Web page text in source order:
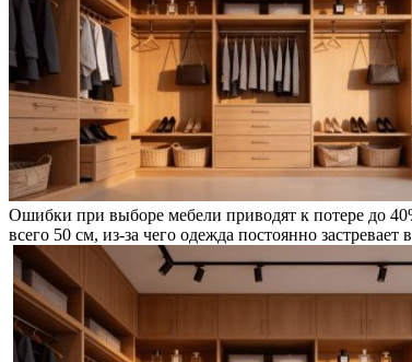
Ошибки при выборе мебели приводят к потере до
всего 50 см, из-за чего одежда постоянно застревает